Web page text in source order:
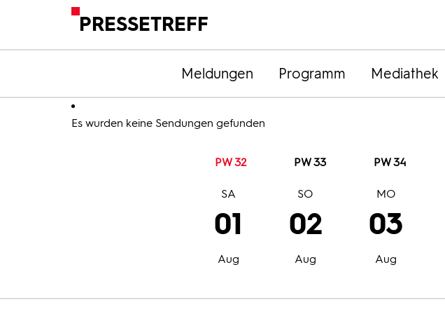
PRESSETREFF
Meldungen Programm Mediathek
Es wurden keine Sendungen gefunden
PW 32 PW 33 PW 34
01
Aug
SA
02
Aug
SO
03
Aug
MO